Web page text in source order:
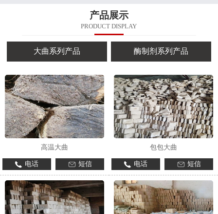
产品展示
PRODUCT DISPLAY
大曲系列产品 酶制剂系列产品
高温大曲
电话 短信
包包大曲
电话 短信